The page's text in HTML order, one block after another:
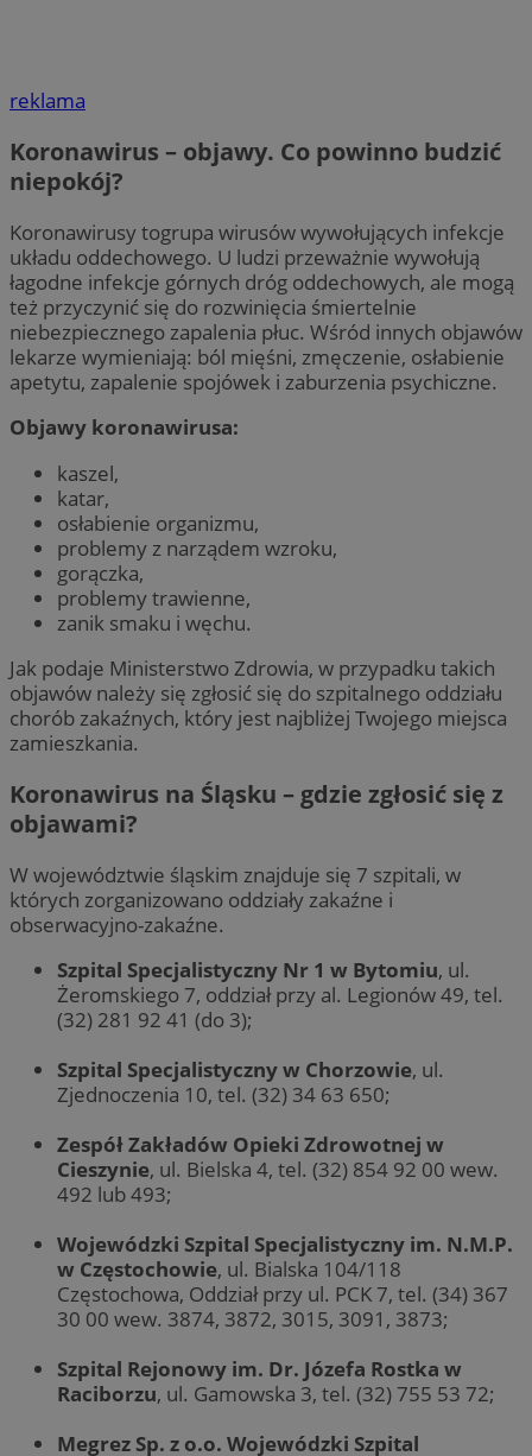
reklama
Koronawirus – objawy. Co powinno budzić
niepokój?
Koronawirusy togrupa wirusów wywołujących infekcje
układu oddechowego. U ludzi przeważnie wywołują
łagodne infekcje górnych dróg oddechowych, ale mogą
też przyczynić się do rozwinięcia śmiertelnie
niebezpiecznego zapalenia płuc. Wśród innych objawów
lekarze wymieniają: ból mięśni, zmęczenie, osłabienie
apetytu, zapalenie spojówek i zaburzenia psychiczne.
Objawy koronawirusa:
kaszel,
katar,
osłabienie organizmu,
problemy z narządem wzroku,
gorączka,
problemy trawienne,
zanik smaku i węchu.
Jak podaje Ministerstwo Zdrowia, w przypadku takich
objawów należy się zgłosić się do szpitalnego oddziału
chorób zakaźnych, który jest najbliżej Twojego miejsca
zamieszkania.
Koronawirus na Śląsku – gdzie zgłosić się z
objawami?
W województwie śląskim znajduje się 7 szpitali, w
których zorganizowano oddziały zakaźne i
obserwacyjno-zakaźne.
Szpital Specjalistyczny Nr 1 w Bytomiu, ul.
Żeromskiego 7, oddział przy al. Legionów 49, tel.
(32) 281 92 41 (do 3);
Szpital Specjalistyczny w Chorzowie, ul.
Zjednoczenia 10, tel. (32) 34 63 650;
Zespół Zakładów Opieki Zdrowotnej w
Cieszynie, ul. Bielska 4, tel. (32) 854 92 00 wew.
492 lub 493;
Wojewódzki Szpital Specjalistyczny im. N.M.P.
w Częstochowie, ul. Bialska 104/118
Częstochowa, Oddział przy ul. PCK 7, tel. (34) 367
30 00 wew. 3874, 3872, 3015, 3091, 3873;
Szpital Rejonowy im. Dr. Józefa Rostka w
Raciborzu, ul. Gamowska 3, tel. (32) 755 53 72;
Megrez Sp. z o.o. Wojewódzki Szpital